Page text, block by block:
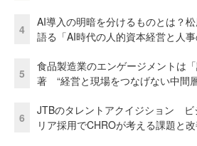
4
AI導入の明暗を分けるものとは？
語る「AI時代の人的資本経営と人事
5
食品製造業のエンゲージメントは
著 “経営と現場をつなげない中間
6
JTBのタレントアクイジション ビ
リア採用でCHROが考える課題と